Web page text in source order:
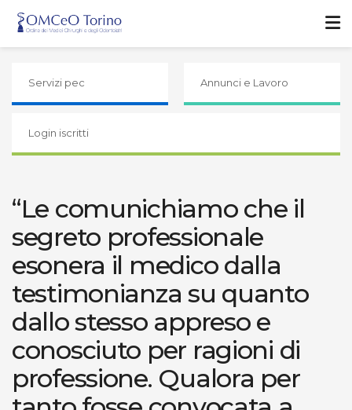
Servizi pec Annunci e Lavoro
Login iscritti
“Le comunichiamo che il
segreto professionale
esonera il medico dalla
testimonianza su quanto
dallo stesso appreso e
conosciuto per ragioni di
professione. Qualora per